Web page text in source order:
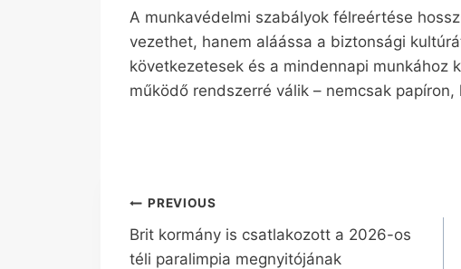
A munkavédelmi szabályok félreértése
vezethet, hanem aláássa a biztonsági
következetesek és a mindennapi munkához
működő rendszerré válik – nemcsak
Bejegyzés
navigáció
PREVIOUS
Brit kormány is csatlakozott a 2026-os
téli paralimpia megnyitójának